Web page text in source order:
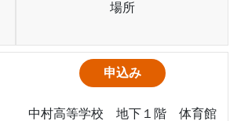
場所
中村高等学校　地下１階　体育館